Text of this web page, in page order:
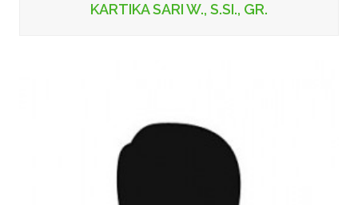
KARTIKA SARI W., S.SI., GR.